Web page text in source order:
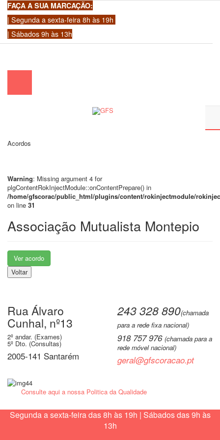
FAÇA A SUA MARCAÇÃO:
| Segunda a sexta-feira 8h às 19h
| Sábados 9h às 13h
Acordos
Warning: Missing argument 4 for
plgContentRokInjectModule::onContentPrepare() in
/home/gfscorac/public_html/plugins/content/rokinjectmodule/
on line 31
Associação Mutualista Montepio
Ver acordo
Voltar
Rua Álvaro
Cunhal, nº13
2º andar. (Exames)
5º Dto. (Consultas)
2005-141 Santarém
243 328 890(chamada
para a rede fixa nacional)
918 757 976 (chamada para a
rede móvel nacional)
geral@gfscoracao.pt
Consulte aqui a nossa Politica da Qualidade
Segunda a sexta-feira das 8h às 19h | Sábados das 9h às
13h